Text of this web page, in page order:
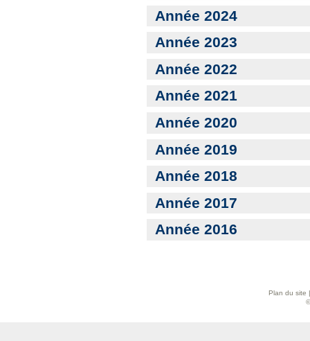
Année 2024
Année 2023
Année 2022
Année 2021
Année 2020
Année 2019
Année 2018
Année 2017
Année 2016
Plan du site